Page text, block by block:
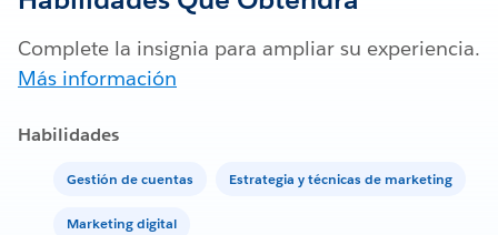
Complete la insignia para ampliar su experiencia.
Más información
Habilidades
Gestión de cuentas Estrategia y técnicas de marketing
Marketing digital